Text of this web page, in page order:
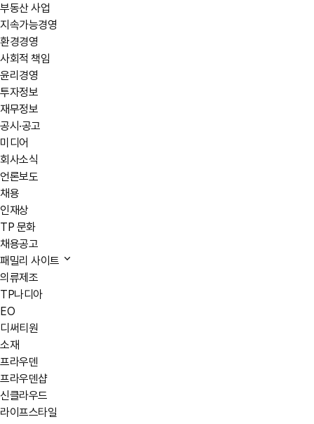
부동산 사업
지속가능경영
환경경영
사회적 책임
윤리경영
투자정보
재무정보
공시·공고
미디어
회사소식
언론보도
채용
인재상
TP 문화
채용공고
패밀리 사이트
의류제조
TP나디아
EO
디써티원
소재
프라우덴
프라우덴샵
신클라우드
라이프스타일